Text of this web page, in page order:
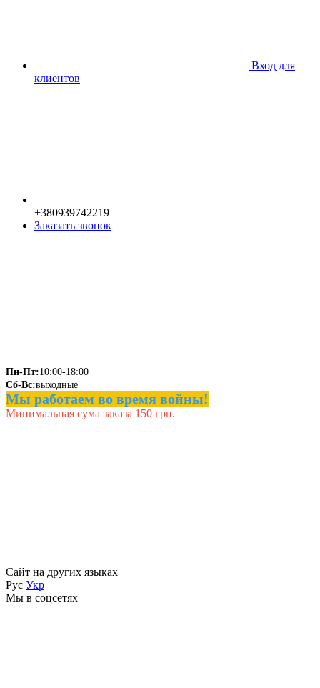
Вход для
клиентов
+380939742219
Заказать звонок
Пн-Пт:10:00-18:00
Сб-Вс:выходные
Мы работаем во время войны!
Минимальная сума заказа 150 грн.
Сайт на других языках
Рус Укр
Мы в соцсетях